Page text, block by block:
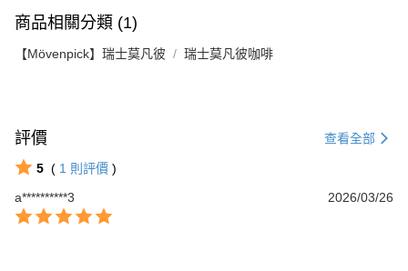
商品相關分類 (1)
【Mövenpick】瑞士莫凡彼 瑞士莫凡彼咖啡
評價 查看全部
5 ( 1 則評價 )
a**********3
2026/03/26